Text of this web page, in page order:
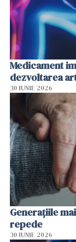
Medicament
dezvoltarea
30 IUNIE 2026
Generațiile
repede
30 IUNIE 2026